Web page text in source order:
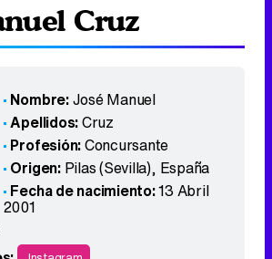
Cruz
Nombre:José Manuel
Apellidos:Cruz
Profesión:Concursante
Origen: Pilas (Sevilla), España
Fecha de nacimiento:13 Abril
2001